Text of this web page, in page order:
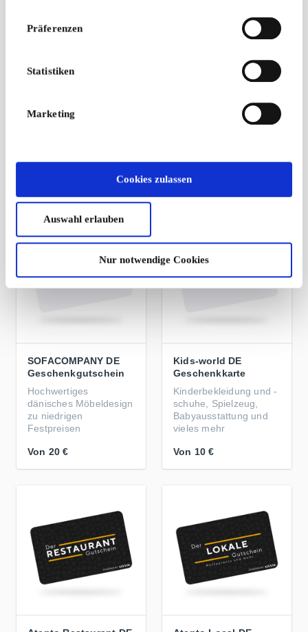
Präferenzen
Statistiken
Marketing
Cookies zulassen
Auswahl erlauben
Nur notwendige Cookies
Geschenkgutschein
zu mehr als 6.000
Geschenkgutschein
dass das Glück in den
kleinen Dingen liegt
Von
SOFACOMPANY DE
Geschenkgutschein
Hochwertiges
dänisches Möbeldesign
zu niedrigen
Festpreisen
Von 20 €
Kids-world DE
Geschenkkarte
Kinderbekleidung und -
schuhe, Spielzeug,
Babyausstattung und
vieles mehr
Von 10 €